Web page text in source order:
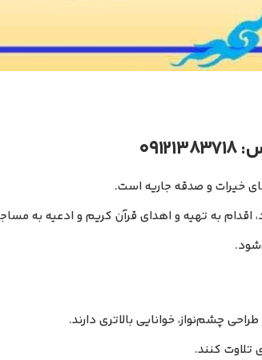
خیرات و صدقه جاریه است.
اقدام به تهیه و اهدای قرآن کریم و ادعیه به
چشم‌نواز، خوانایی بالاتری دارند.
کنند.